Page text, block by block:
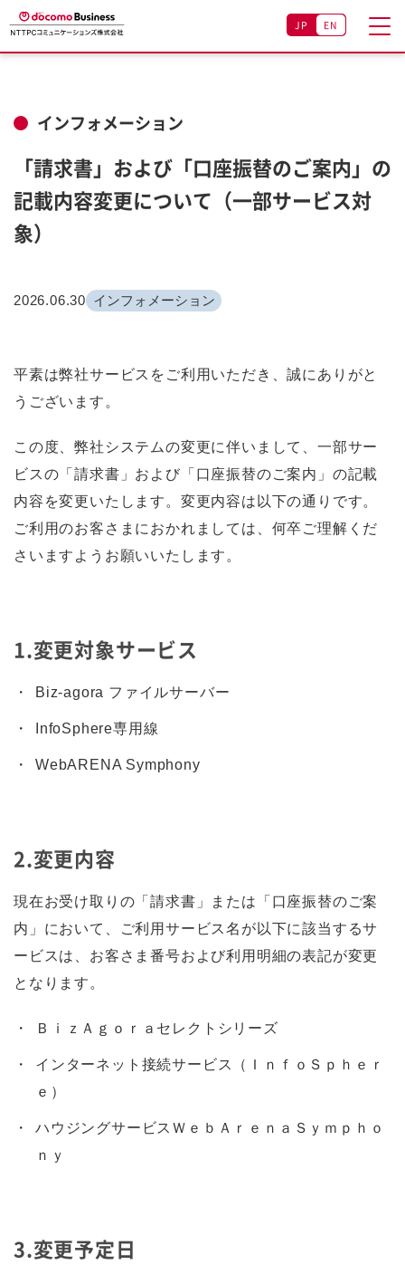
JP EN
インフォメーション
「請求書」および「口座振替のご案内」の
記載内容変更について（一部サービス対
象）
2026.06.30 インフォメーション
平素は弊社サービスをご利用いただき、誠にありがと
うございます。
この度、弊社システムの変更に伴いまして、一部サー
ビスの「請求書」および「口座振替のご案内」の記載
内容を変更いたします。変更内容は以下の通りです。
ご利用のお客さまにおかれましては、何卒ご理解くだ
さいますようお願いいたします。
1.変更対象サービス
Biz-agora ファイルサーバー
InfoSphere専用線
WebARENA Symphony
2.変更内容
現在お受け取りの「請求書」または「口座振替のご案
内」において、ご利用サービス名が以下に該当するサ
ービスは、お客さま番号および利用明細の表記が変更
となります。
ＢｉｚＡｇｏｒａセレクトシリーズ
インターネット接続サービス（ＩｎｆｏＳｐｈｅｒ
ｅ）
ハウジングサービスＷｅｂＡｒｅｎａＳｙｍｐｈｏ
ｎｙ
3.変更予定日